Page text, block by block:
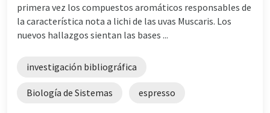
primera vez los compuestos aromáticos responsables de
la característica nota a lichi de las uvas Muscaris. Los
nuevos hallazgos sientan las bases ...
investigación bibliográfica
Biología de Sistemas espresso